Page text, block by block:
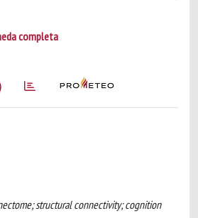
completa
structural connectivity; cognition